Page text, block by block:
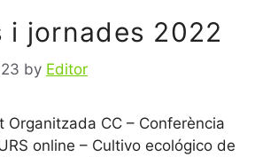
i jornades 2022
by Editor
Organitzada CC – Conferència
online – Cultivo ecológico de